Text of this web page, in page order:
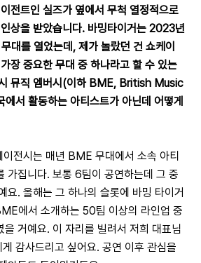
전트인 실즈가 옆에서 무척 열정적으로
상을 받았습니다. 바밍타이거는 2023년
대를 열었는데, 제가 놀랐던 건 쇼케이
장 중요한 무대 중 하나라고 할 수 있는
뮤직 엠버시(이하 BME, British Music
서 활동하는 아티스트가 아닌데 어떻게
전시는 매년 BME 무대에서 소속 아티
가집니다. 보통 6팀이 공연하는데 그 중
요. 올해는 그 하나의 슬롯에 바밍 타이거
에서 소개하는 50팀 이상의 라인업 중
을 거예요. 이 자리를 빌려서 저희 대표님
감사드리고 싶어요. 공연 이후 관심을